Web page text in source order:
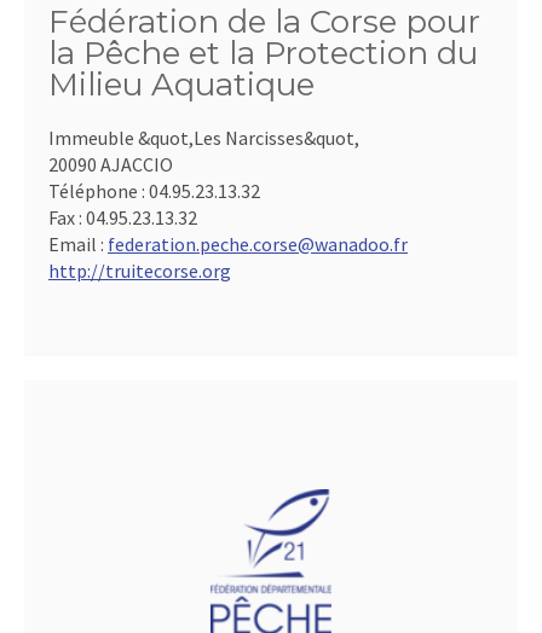
Fédération de la Corse pour
la Pêche et la Protection du
Milieu Aquatique
Immeuble &quot,Les Narcisses&quot,
20090 AJACCIO
Téléphone : 04.95.23.13.32
Fax : 04.95.23.13.32
Email : federation.peche.corse@wanadoo.fr
http://truitecorse.org